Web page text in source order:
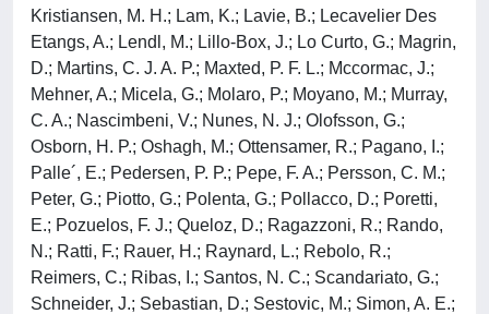
Kristiansen, M. H.; Lam, K.; Lavie, B.; Lecavelier Des
Etangs, A.; Lendl, M.; Lillo-Box, J.; Lo Curto, G.; Magrin,
D.; Martins, C. J. A. P.; Maxted, P. F. L.; Mccormac, J.;
Mehner, A.; Micela, G.; Molaro, P.; Moyano, M.; Murray,
C. A.; Nascimbeni, V.; Nunes, N. J.; Olofsson, G.;
Osborn, H. P.; Oshagh, M.; Ottensamer, R.; Pagano, I.;
Palle´, E.; Pedersen, P. P.; Pepe, F. A.; Persson, C. M.;
Peter, G.; Piotto, G.; Polenta, G.; Pollacco, D.; Poretti,
E.; Pozuelos, F. J.; Queloz, D.; Ragazzoni, R.; Rando,
N.; Ratti, F.; Rauer, H.; Raynard, L.; Rebolo, R.;
Reimers, C.; Ribas, I.; Santos, N. C.; Scandariato, G.;
Schneider, J.; Sebastian, D.; Sestovic, M.; Simon, A. E.;